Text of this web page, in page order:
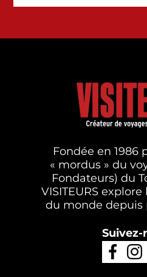
Fondée en 1986
« mordus » du
Fondateurs) du
VISITEURS
du monde depuis
Suivez-